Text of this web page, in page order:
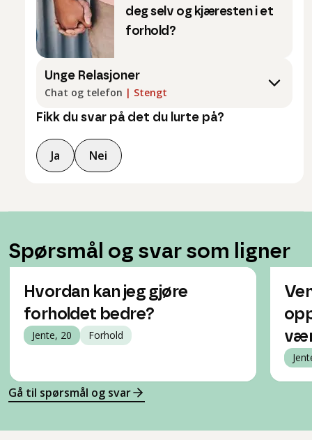
deg selv og kjæresten i et
forhold?
Unge Relasjoner
Chat og telefon | Stengt
Fikk du svar på det du lurte på?
Ja Nei
Spørsmål og svar som ligner
Hvordan kan jeg gjøre
forholdet bedre?
Jente, 20 Forhold
Gå til spørsmål og svar